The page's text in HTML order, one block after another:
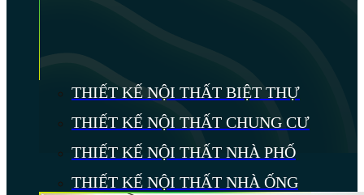
THIẾT KẾ NỘI THẤT BIỆT THỰ
THIẾT KẾ NỘI THẤT CHUNG CƯ
THIẾT KẾ NỘI THẤT NHÀ PHỐ
THIẾT KẾ NỘI THẤT NHÀ ỐNG